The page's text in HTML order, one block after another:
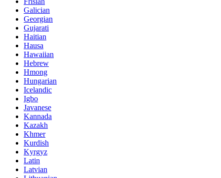
Galician
Georgian
Gujarati
Haitian
Hausa
Hawaiian
Hebrew
Hmong
Hungarian
Icelandic
Igbo
Javanese
Kannada
Kazakh
Khmer
Kurdish
Kyrgyz
Latin
Latvian